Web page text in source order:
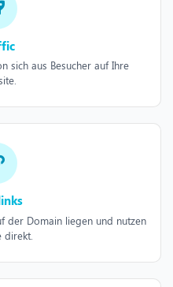
sich aus Besucher auf Ihre
der Domain liegen und nutzen
direkt.